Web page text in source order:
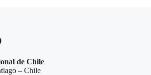
de Chile
– Chile